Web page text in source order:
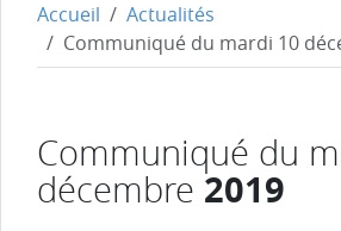
Accueil
Actualités
Communiqué du mardi 10
Communiqué du
décembre 2019